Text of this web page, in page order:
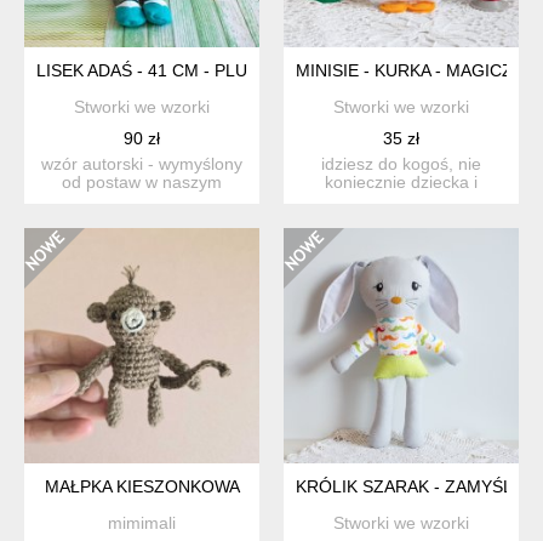
LISEK ADAŚ - 41 CM - PLUS ZESTAW UBRANEK
Stworki we wzorki
90 zł
wzór autorski - wymyślony
od postaw w naszym
MINISIE - KURKA - MAGICZNE
Stworki we wzorki
35 zł
idziesz do kogoś, nie
koniecznie dziecka i
MAŁPKA KIESZONKOWA
mimimali
KRÓLIK SZARAK -
Stworki we wzorki